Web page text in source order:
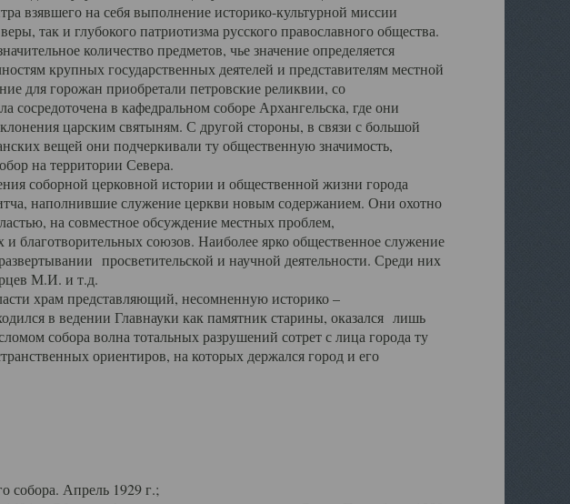
взявшего на себя выполнение историко-культурной миссии
так и глубокого патриотизма русского православного общества.
количество предметов, чье значение определяется
крупных государственных деятелей и представителям местной
для горожан приобретали петровские реликвии, со
сосредоточена в кафедральном соборе Архангельска, где они
царским святыням. С другой стороны, в связи с большой
вещей они подчеркивали ту общественную значимость,
на территории Севера.
церковной истории и общественной жизни города
наполнившие служение церкви новым содержанием. Они охотно
на совместное обсуждение местных проблем,
благотворительных союзов. Наиболее ярко общественное служение
просветительской и научной деятельности. Среди них
М.И. и т.д.
храм представляющий, несомненную историко –
в ведении Главнауки как памятник старины, оказался лишь
собора волна тотальных разрушений сотрет с лица города ту
ориентиров, на которых держался город и его
собора. Апрель 1929 г.;